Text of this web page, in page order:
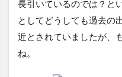
長引いているのでは？と
としてどうしても過去の
近とされていましたが、
ね。